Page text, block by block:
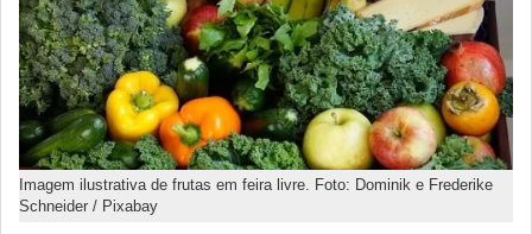
Imagem ilustrativa de frutas em feira livre. Foto: Dominik e Frederike
Schneider / Pixabay